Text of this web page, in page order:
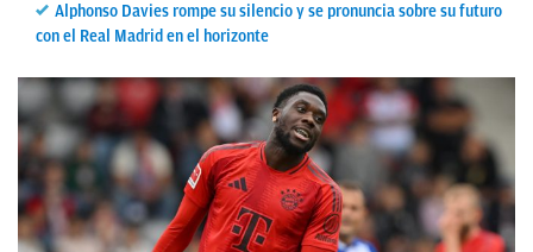
DIRECTO
FEMENINO
PAPARAZZI
OKDIARIO
Alphonso Davies rompe su silencio y se pronuncia sobre su futuro
con el Real Madrid en el horizonte